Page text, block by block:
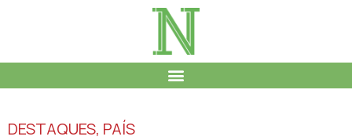
DESTAQUES, PAÍS